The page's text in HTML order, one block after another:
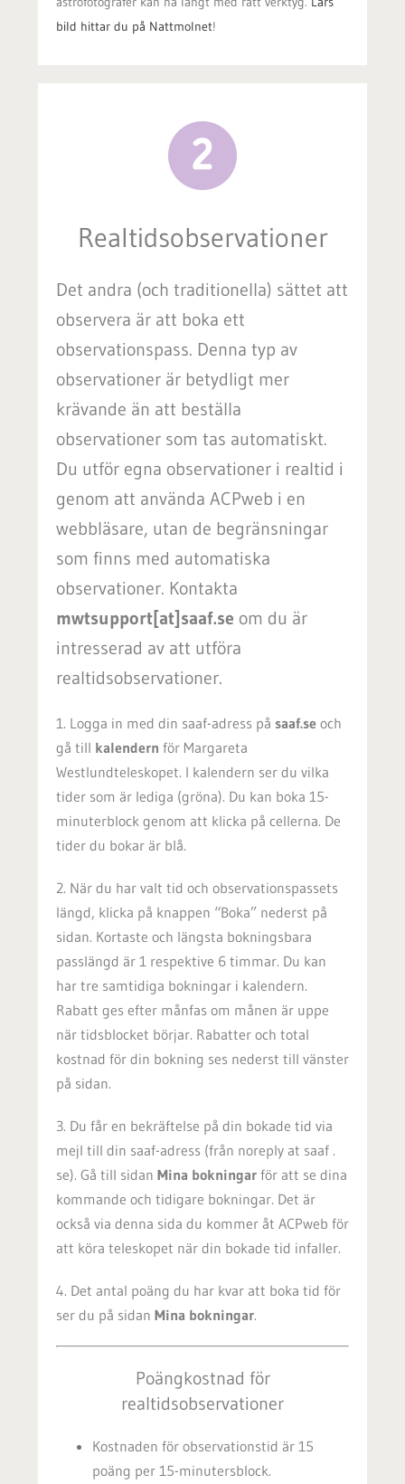
bild hittar du på Nattmolnet!
Realtidsobservationer
Det andra (och traditionella) sättet att
observera är att boka ett
observationspass. Denna typ av
observationer är betydligt mer
krävande än att beställa
observationer som tas automatiskt.
Du utför egna observationer i realtid i
genom att använda ACPweb i en
webbläsare, utan de begränsningar
som finns med automatiska
observationer. Kontakta
mwtsupport[at]saaf.se om du är
intresserad av att utföra
realtidsobservationer.
1. Logga in med din saaf-adress på saaf.se och
gå till kalendern för Margareta
Westlundteleskopet. I kalendern ser du vilka
tider som är lediga (gröna). Du kan boka 15-
minuterblock genom att klicka på cellerna. De
tider du bokar är blå.
2. När du har valt tid och observationspassets
längd, klicka på knappen “Boka” nederst på
sidan. Kortaste och längsta bokningsbara
passlängd är 1 respektive 6 timmar. Du kan
har tre samtidiga bokningar i kalendern.
Rabatt ges efter månfas om månen är uppe
när tidsblocket börjar. Rabatter och total
kostnad för din bokning ses nederst till vänster
på sidan.
3. Du får en bekräftelse på din bokade tid via
mejl till din saaf-adress (från noreply at saaf .
se). Gå till sidan Mina bokningar för att se dina
kommande och tidigare bokningar. Det är
också via denna sida du kommer åt ACPweb för
att köra teleskopet när din bokade tid infaller.
4. Det antal poäng du har kvar att boka tid för
ser du på sidan Mina bokningar.
Poängkostnad för
realtidsobservationer
Kostnaden för observationstid är 15
poäng per 15-minutersblock.